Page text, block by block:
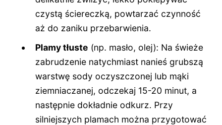
czystą ściereczką, powtarzać czynność
aż do zaniku przebarwienia.
Plamy tłuste (np. masło, olej): Na świeże
zabrudzenie natychmiast nanieś grubszą
warstwę sody oczyszczonej lub mąki
ziemniaczanej, odczekaj 15-20 minut, a
następnie dokładnie odkurz. Przy
silniejszych plamach można przygotować